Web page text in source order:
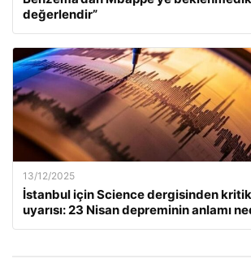
değerlendir”
13/12/2025
İstanbul için Science dergisinden
uyarısı: 23 Nisan depreminin anlamı